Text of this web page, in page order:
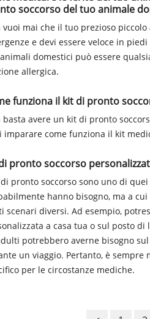
soccorso del tuo animale
vuoi mai che il tuo prezioso
e devi essere veloce in
domestici può essere
allergica.
funziona il kit di pronto
basta avere un kit di pronto
imparare come funziona il kit
pronto soccorso
pronto soccorso sono uno di
hanno bisogno, ma a
scenari diversi. Ad esempio,
a casa tua o sul posto
potrebbero averne bisogno
un viaggio. Pertanto, è
per le circostanze mediche.